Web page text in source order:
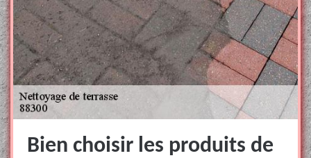
Bien choisir les produits de